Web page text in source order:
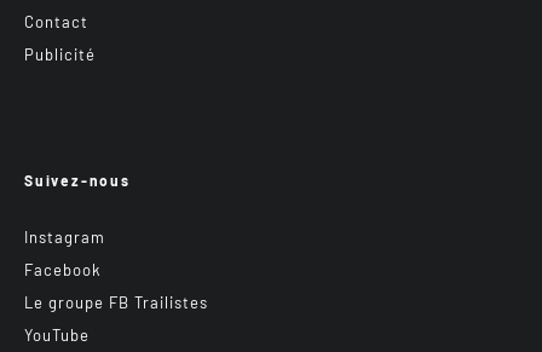
Contact
Publicité
Suivez-nous
Instagram
Facebook
Le groupe FB Trailistes
YouTube